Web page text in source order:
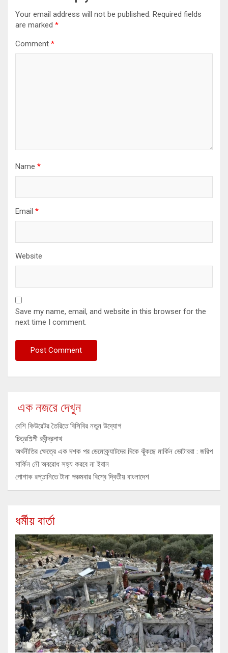
Your email address will not be published. Required fields
are marked *
Comment *
Name *
Email *
Website
Save my name, email, and website in this browser for the
next time I comment.
এক নজরে দেখুন
দেশি কিউরেটর তৈরিতে বিসিবির নতুন উদ্যোগ
চিত্রশিল্পী রবীন্দ্রনাথ
অর্থনীতির ক্ষেত্রে এক দশক পর ডেমোক্র্যাটদের দিকে ঝুঁকছে মার্কিন ভোটাররা : জরিপ
মার্কিন নৌ অবরোধ সহ্য করবে না ইরান
পোশাক রপ্তানিতে টানা পঞ্চমবার বিশ্বে দ্বিতীয় বাংলাদেশ
ধর্মীয় বার্তা